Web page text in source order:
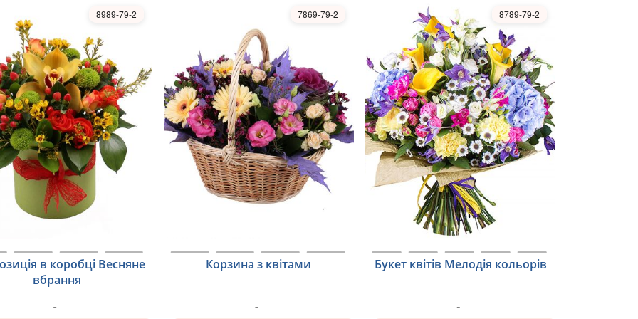
в коробці Весняне
вбрання
8989-79-2
Корзина з квітами
7869-79-2
Букет квітів Мелодія кольорів
8789-79-2